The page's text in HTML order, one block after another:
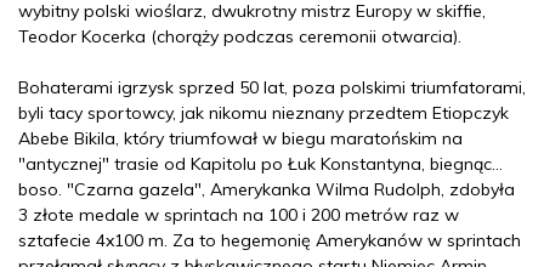
wybitny polski wioślarz, dwukrotny mistrz Europy w skiffie,
Teodor Kocerka (chorąży podczas ceremonii otwarcia).
Bohaterami igrzysk sprzed 50 lat, poza polskimi triumfatorami,
byli tacy sportowcy, jak nikomu nieznany przedtem Etiopczyk
Abebe Bikila, który triumfował w biegu maratońskim na
"antycznej" trasie od Kapitolu po Łuk Konstantyna, biegnąc...
boso. "Czarna gazela", Amerykanka Wilma Rudolph, zdobyła
3 złote medale w sprintach na 100 i 200 metrów raz w
sztafecie 4x100 m. Za to hegemonię Amerykanów w sprintach